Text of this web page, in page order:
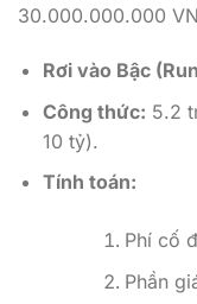
30.000.000.000
Rơi vào Bậc
Công thức: 5.2
10 tỷ).
Tính toán:
Phí cố
Phần